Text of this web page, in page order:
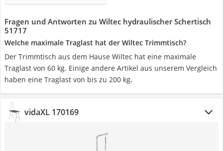
Fragen und Antworten zu Wiltec hydraulischer Schertisch
51717
Welche maximale Traglast hat der Wiltec Trimmtisch?
Der Trimmtisch aus dem Hause Wiltec hat eine maximale
Traglast von 60 kg. Einige andere Artikel aus unserem Vergleich
haben eine Traglast von bis zu 200 kg.
vidaXL 170169